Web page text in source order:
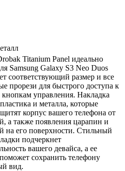
Titanium Panel идеально
Samsung Galaxy S3 Neo Duos
соответствующий размер и все
прорези для быстрого доступа к
кнопкам управления. Накладка
и металла, которые
корпус вашего телефона от
а также появления царапин и
на его поверхности. Стильный
подчеркнет
вашего девайса, а ее
сохранить телефону
вид.